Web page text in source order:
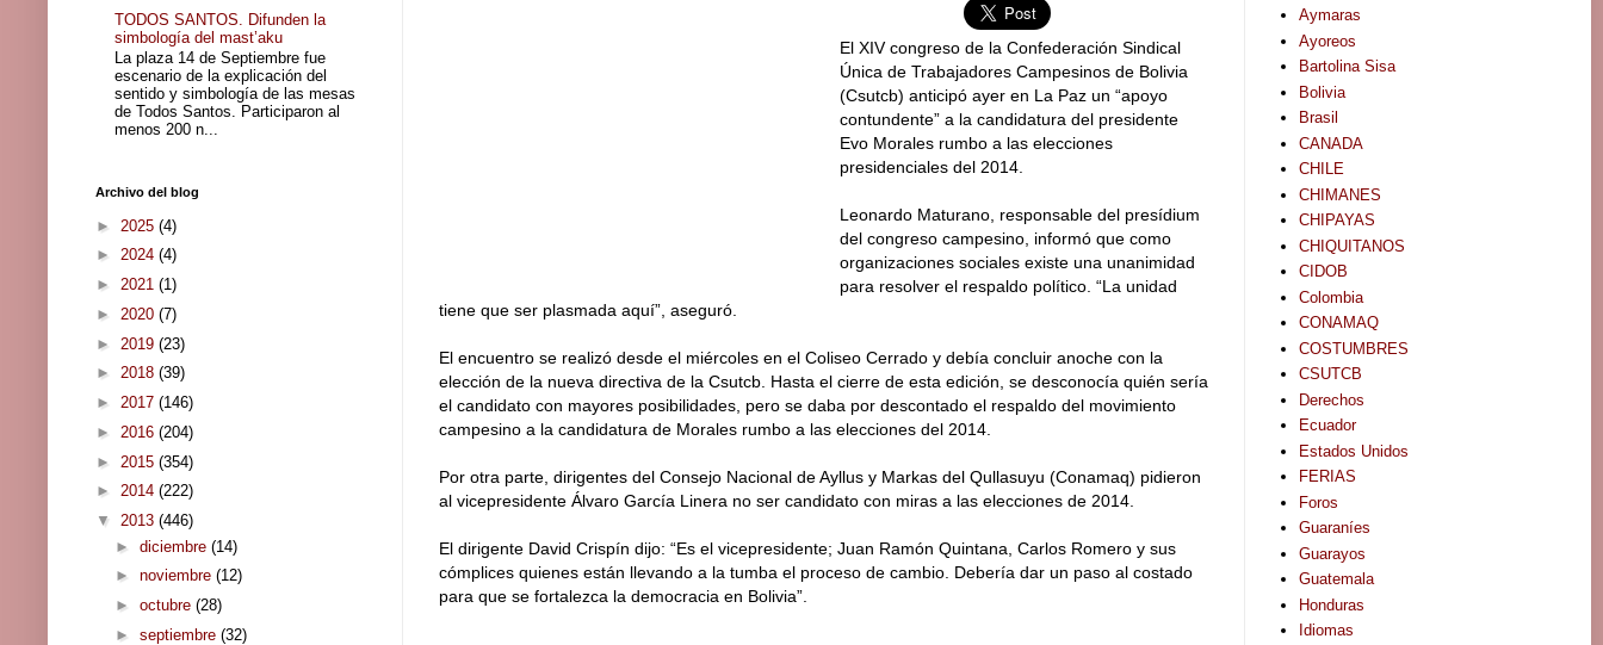
El XIV congreso de la Confederación Sindical
Única de Trabajadores Campesinos de Bolivia
(Csutcb) anticipó ayer en La Paz un “apoyo
contundente” a la candidatura del presidente
Evo Morales rumbo a las elecciones
presidenciales del 2014.
Leonardo Maturano, responsable del presídium
del congreso campesino, informó que como
organizaciones sociales existe una unanimidad
para resolver el respaldo político. “La unidad
tiene que ser plasmada aquí”, aseguró.
El encuentro se realizó desde el miércoles en el Coliseo Cerrado y debía concluir anoche con la
elección de la nueva directiva de la Csutcb. Hasta el cierre de esta edición, se desconocía quién sería
el candidato con mayores posibilidades, pero se daba por descontado el respaldo del movimiento
campesino a la candidatura de Morales rumbo a las elecciones del 2014.
Por otra parte, dirigentes del Consejo Nacional de Ayllus y Markas del Qullasuyu (Conamaq) pidieron
al vicepresidente Álvaro García Linera no ser candidato con miras a las elecciones de 2014.
El dirigente David Crispín dijo: “Es el vicepresidente; Juan Ramón Quintana, Carlos Romero y sus
cómplices quienes están llevando a la tumba el proceso de cambio. Debería dar un paso al costado
para que se fortalezca la democracia en Bolivia”.
TODOS SANTOS. Difunden la
simbología del mast’aku
La plaza 14 de Septiembre fue
escenario de la explicación del
sentido y simbología de las mesas
de Todos Santos. Participaron al
menos 200 n...
Archivo del blog
► 2025 (4)
► 2024 (4)
► 2021 (1)
► 2020 (7)
► 2019 (23)
► 2018 (39)
► 2017 (146)
► 2016 (204)
► 2015 (354)
► 2014 (222)
▼ 2013 (446)
► diciembre (14)
► noviembre (12)
► octubre (28)
► septiembre (32)
Aymaras
Ayoreos
Bartolina Sisa
Bolivia
Brasil
CANADA
CHILE
CHIMANES
CHIPAYAS
CHIQUITANOS
CIDOB
Colombia
CONAMAQ
COSTUMBRES
CSUTCB
Derechos
Ecuador
Estados Unidos
FERIAS
Foros
Guaraníes
Guarayos
Guatemala
Honduras
Idiomas